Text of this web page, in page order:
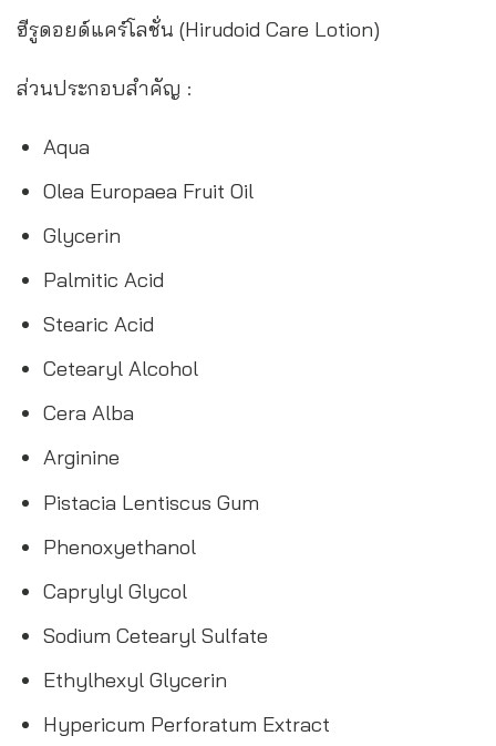
ฮีรูดอยด์แคร์โลชั่น (Hirudoid Care Lotion)
ส่วนประกอบสำคัญ :
Aqua
Olea Europaea Fruit Oil
Glycerin
Palmitic Acid
Stearic Acid
Cetearyl Alcohol
Cera Alba
Arginine
Pistacia Lentiscus Gum
Phenoxyethanol
Caprylyl Glycol
Sodium Cetearyl Sulfate
Ethylhexyl Glycerin
Hypericum Perforatum Extract